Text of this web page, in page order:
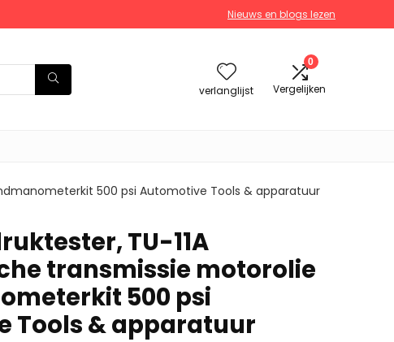
Nieuws en blogs lezen
verlanglijst
0
Vergelijken
500 psi Automotive Tools & apparatuur
TU-11A
transmissie motorolie
500 psi
Tools & apparatuur